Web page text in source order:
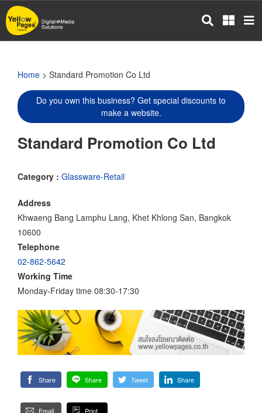
Skip
to
main
Home > Standard Promotion Co Ltd
Do you own this business? Get special discounts to
make a website.
Standard Promotion Co Ltd
Category : Glassware-Retail
Address
Khwaeng Bang Lamphu Lang, Khet Khlong San, Bangkok
10600
Telephone
02-862-5642
Working Time
Monday-Friday time 08:30-17:30
Share Share Tweet Share
Email Print